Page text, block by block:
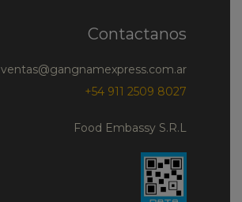
Contactanos
ventas@gangnamexpress.com.ar
+54 911 2509 8027
Food Embassy S.R.L